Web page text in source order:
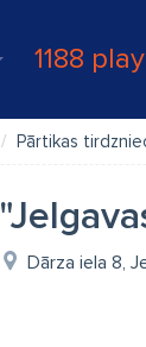
1188 play
Pārtikas
Dārza iela 8,